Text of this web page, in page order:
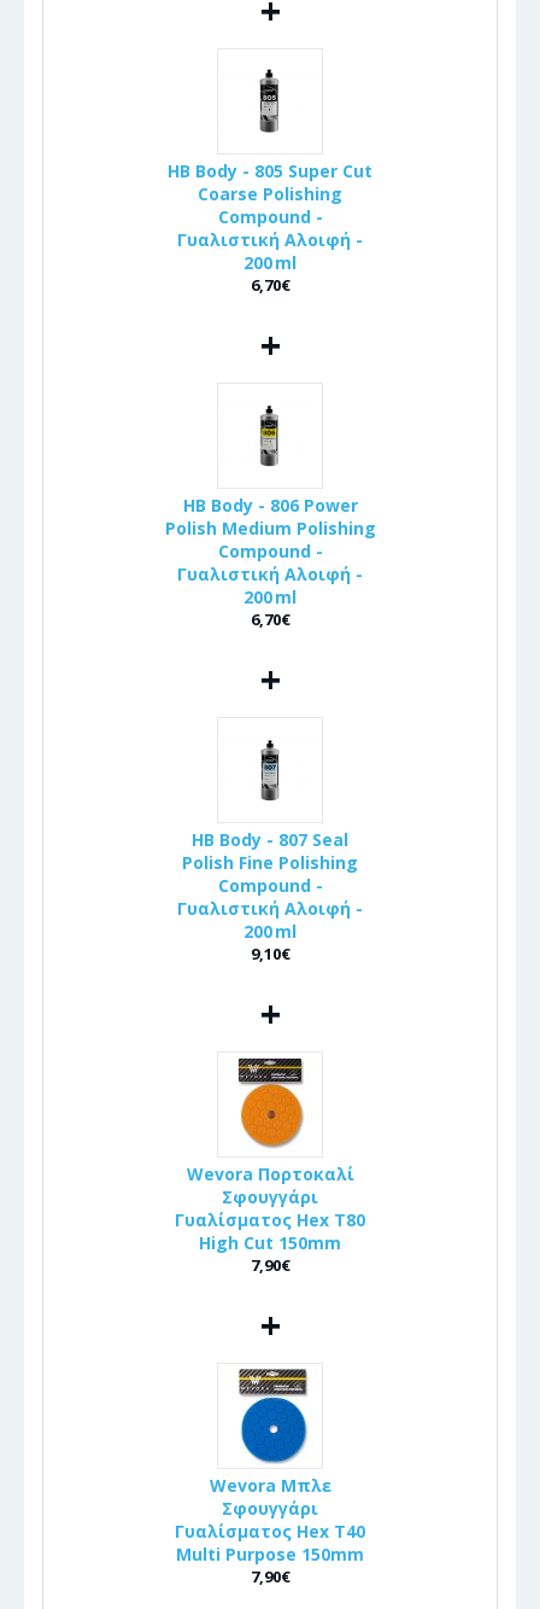
HB Body - 805 Super Cut
Coarse Polishing
Compound -
Γυαλιστική Αλοιφή -
200 ml
6,70€
+
HB Body - 806 Power
Polish Medium Polishing
Compound -
Γυαλιστική Αλοιφή -
200 ml
6,70€
+
HB Body - 807 Seal
Polish Fine Polishing
Compound -
Γυαλιστική Αλοιφή -
200 ml
9,10€
+
Wevora Πορτοκαλί
Σφουγγάρι
Γυαλίσματος Hex T80
High Cut 150mm
7,90€
+
Wevora Μπλε
Σφουγγάρι
Γυαλίσματος Hex T40
Multi Purpose 150mm
7,90€